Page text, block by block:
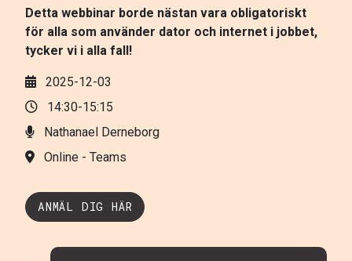
Detta webbinar borde nästan vara obligatoriskt
för alla som använder dator och internet i jobbet,
tycker vi i alla fall!
2025-12-03
14:30-15:15
Nathanael Derneborg
Online - Teams
ANMÄL DIG HÄR